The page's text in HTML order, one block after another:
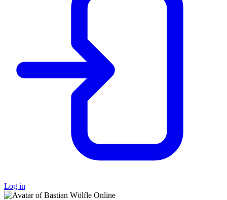
Log in
Online